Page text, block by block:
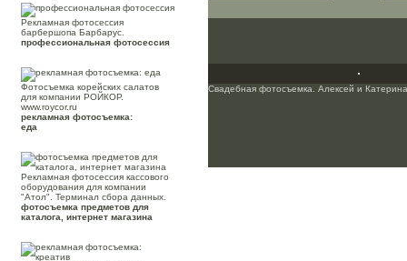
Рекламная фотосессия
барбершопа Барбарус.
профессиональная фотосессия
Фотосъемка корейских салатов
для компании РОЙКОР.
www.roycor.ru
рекламная фотосъемка:
еда
Рекламная фотосессия кассового
оборудования для компании
"Атол". Терминал сбора данных.
фотосъемка предметов для
каталога, интернет магазина
Свадебная фотосъемка. Алексей и